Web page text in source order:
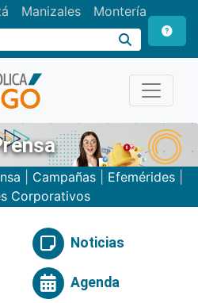
Manizales Montería
Campañas Efemérides
Corporativos
Noticias
Agenda